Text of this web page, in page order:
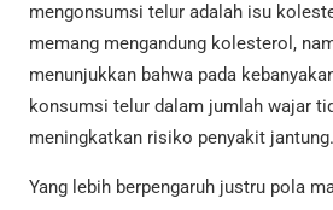
mengonsumsi telur adalah isu
memang mengandung kolesterol,
menunjukkan bahwa pada
konsumsi telur dalam jumlah wajar
meningkatkan risiko penyakit jantung.
Yang lebih berpengaruh justru pola